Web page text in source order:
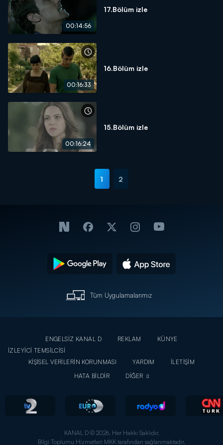
00:14:56
17.Bölüm izle
00:16:33
16.Bölüm izle
00:16:24
15.Bölüm izle
1 2
Tüm Uygulamalarımız
ENGELSİZ KANAL D REKLAM
KÜNYE
İZLEYİCİ TEMSİLCİSİ
KİŞİSEL VERİLERİN KORUNMASI
YARDIM
İLETİŞİM
HATA BİLDİR
DİĞER
KANAL D © 2026. Her Hakkı Saklıdır.
Bilgi Toplumu Hizmetleri MKK tarafından sağlanmaktadır.